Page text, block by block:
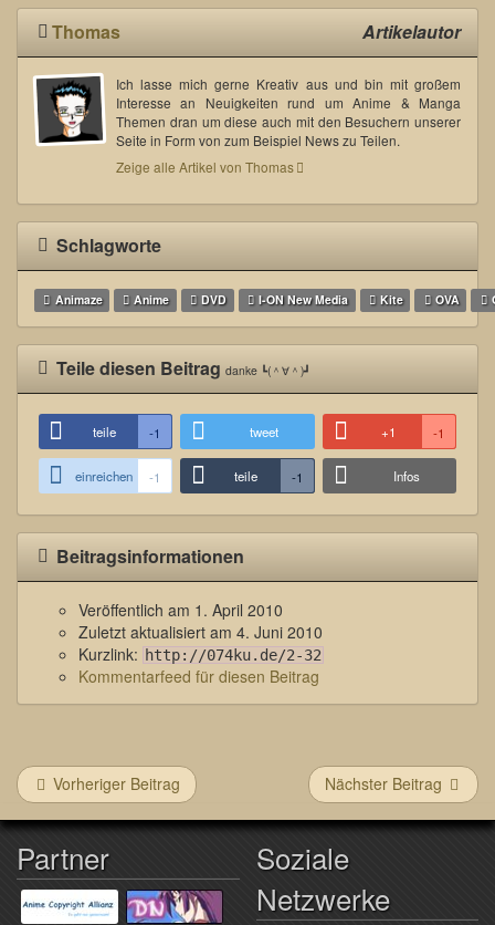
Thomas Artikelautor
Ich lasse mich gerne Kreativ aus und bin mit großem
Interesse an Neuigkeiten rund um Anime & Manga
Themen dran um diese auch mit den Besuchern unserer
Seite in Form von zum Beispiel News zu Teilen.
Zeige alle Artikel von Thomas
Schlagworte
Animaze Anime DVD I-ON New Media Kite OVA
Teile diesen Beitragdanke ┗(＾∀＾)┛
teile -1 tweet +1 -1
einreichen -1 teile -1 Infos
Beitragsinformationen
Veröffentlich am 1. April 2010
Zuletzt aktualisiert am 4. Juni 2010
Kurzlink: http://074ku.de/2-32
Kommentarfeed für diesen Beitrag
Vorheriger Beitrag Nächster Beitrag
Partner
Soziale
Netzwerke